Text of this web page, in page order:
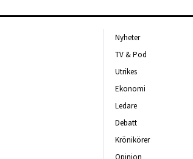
Nyheter
TV & Pod
Utrikes
Ekonomi
Ledare
Debatt
Krönikörer
Opinion